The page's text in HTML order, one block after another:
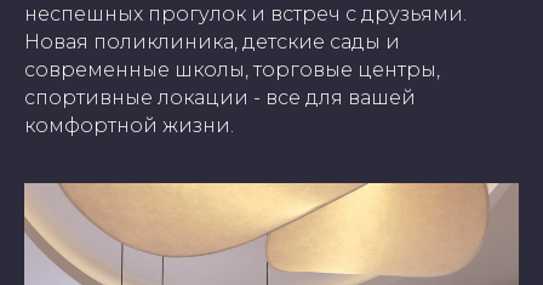
неспешных прогулок и встреч с друзьями.
Новая поликлиника, детские сады и
современные школы, торговые центры,
спортивные локации - все для вашей
комфортной жизни.